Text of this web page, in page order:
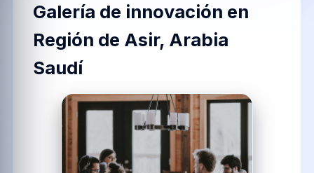
Galería de innovación en
Región de Asir, Arabia
Saudí